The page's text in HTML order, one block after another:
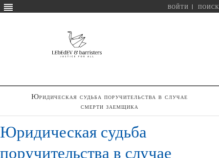
ВОЙТИ ПОИСК
Юридическая судьба поручительства в случае
смерти заемщика
Юридическая судьба
поручительства в случае